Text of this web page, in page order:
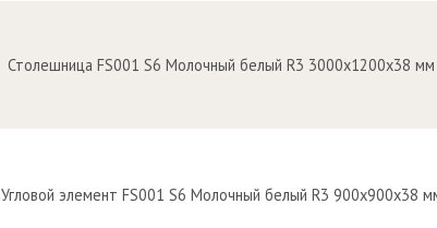
Столешница FS001 S6 Молочный белый R3 3000х1200х38 мм
Угловой элемент FS001 S6 Молочный белый R3 900х900х38